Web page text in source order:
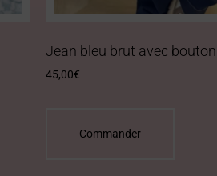
Jean bleu brut avec
45,00€